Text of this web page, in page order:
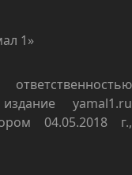
1»
yamal1.ru
04.05.2018 г.,